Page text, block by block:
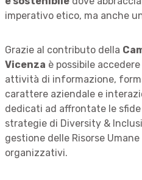
imperativo etico, ma anche
Grazie al contributo della
Vicenza è possibile
attività di informazione,
carattere aziendale e
dedicati ad affrontate le
strategie di Diversity &
gestione delle Risorse
organizzativi.